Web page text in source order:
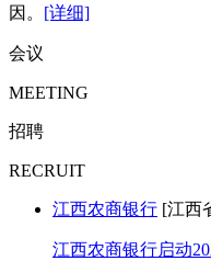
因。 [详细]
会议
MEETING
招聘
RECRUIT
江西农商银行 [江西
江西农商银行启动